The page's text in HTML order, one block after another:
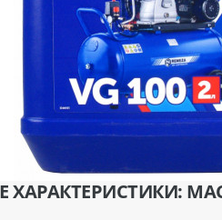
ХАРАКТЕРИСТИКИ: